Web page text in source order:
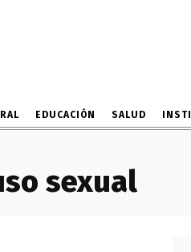
EDUCACIÓN SALUD
sexual